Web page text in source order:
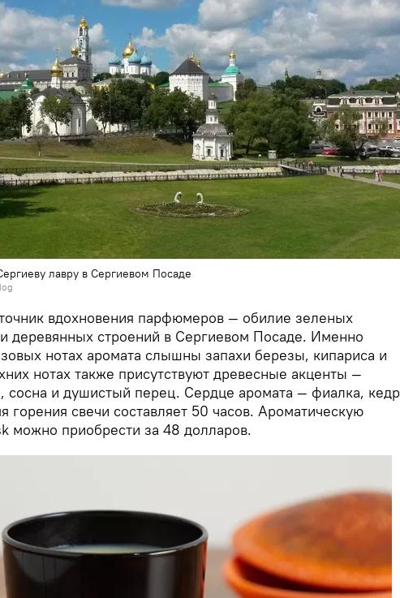
лавру в Сергиевом Посаде
вдохновения парфюмеров — обилие зеленых
деревянных строений в Сергиевом Посаде. Именно
нотах аромата слышны запахи березы, кипариса и
нотах также присутствуют древесные акценты —
сосна и душистый перец. Сердце аромата — фиалка, кедр
горения свечи составляет 50 часов. Ароматическую
можно приобрести за 48 долларов.